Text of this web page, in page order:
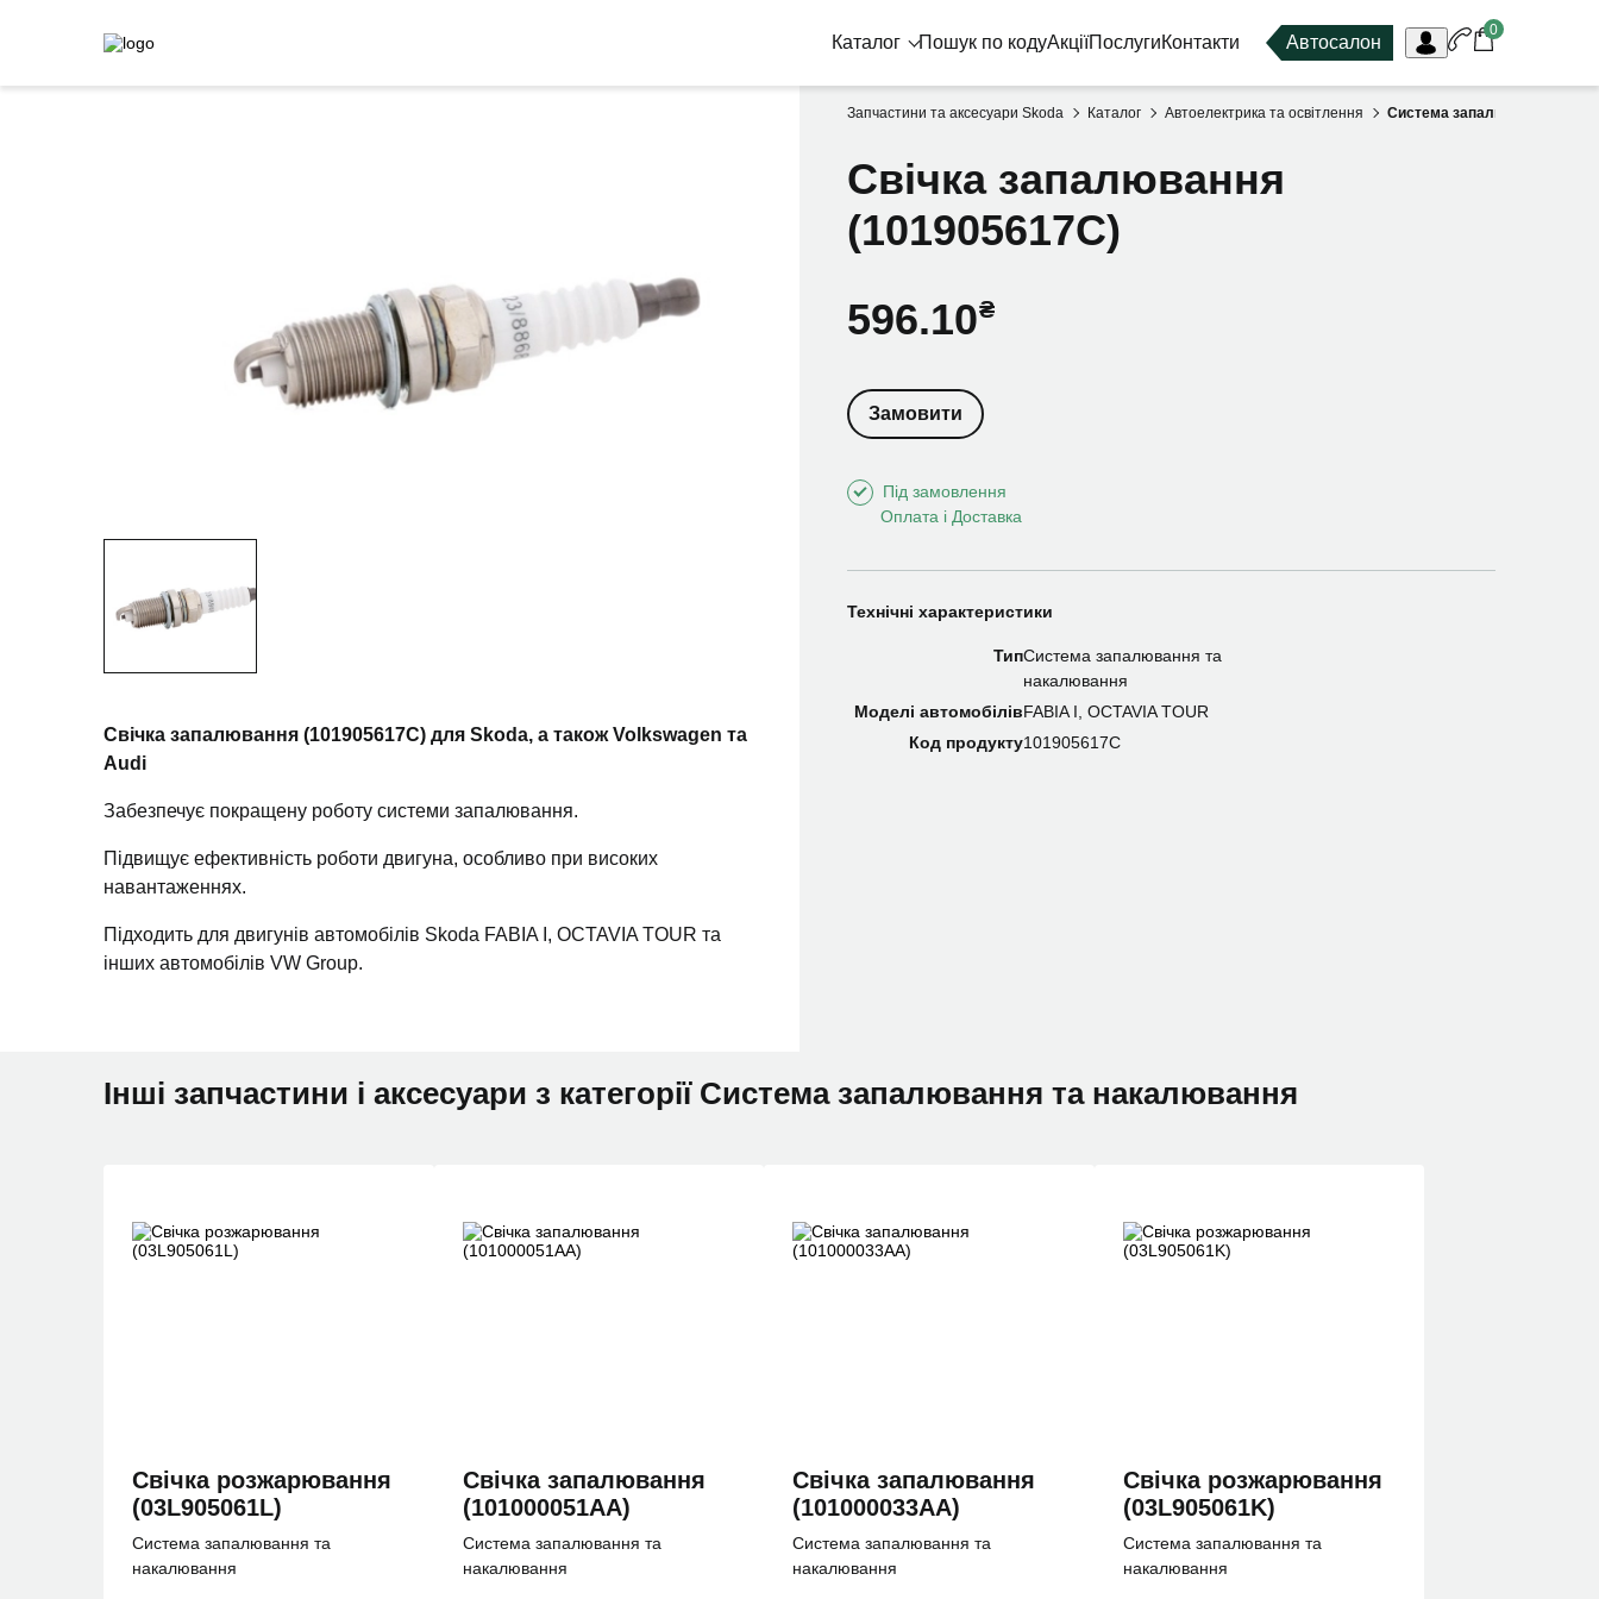
Каталог Пошук по кодуАкціїПослугиКонтакти Автосалон
0
Свічка запалювання (101905617C) для Skoda, а також Volkswagen та
Audi
Забезпечує покращену роботу системи запалювання.
Підвищує ефективність роботи двигуна, особливо при високих
навантаженнях.
Підходить для двигунів автомобілів Skoda FABIA I, OCTAVIA TOUR та
інших автомобілів VW Group.
Запчастини та аксесуари Skoda Каталог Автоелектрика та освітлення Система запалювання та
Свiчка запалювання
(101905617C)
596.10
Замовити
Під замовлення
Оплата і Доставка
Технічні характеристики
ТипСистема запалювання та
накалювання
Моделі автомобілівFABIA I, OCTAVIA TOUR
Код продукту101905617C
Інші запчастини і аксесуари з категорії Система запалювання та накалювання
Свічка розжарювання
(03L905061L)
Система запалювання та
накалювання
Свiчка запалювання
(101000051AA)
Система запалювання та
накалювання
Свiчка запалювання
(101000033AA)
Система запалювання та
накалювання
Свiчка розжарювання
(03L905061K)
Система запалювання та
накалювання